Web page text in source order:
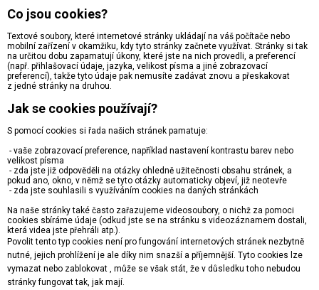
Co jsou cookies?
Textové soubory, které internetové stránky ukládají na váš počítače nebo
mobilní zařízení v okamžiku, kdy tyto stránky začnete využívat. Stránky si tak
na určitou dobu zapamatují úkony, které jste na nich provedli, a preferencí
(např. přihlašovací údaje, jazyka, velikost písma a jiné zobrazovací
preferencí), takže tyto údaje pak nemusíte zadávat znovu a přeskakovat
z jedné stránky na druhou.
Jak se cookies používají?
S pomocí cookies si řada našich stránek pamatuje:
- vaše zobrazovací preference, například nastavení kontrastu barev nebo
velikost písma
- zda jste již odpověděli na otázky ohledně užitečnosti obsahu stránek, a
pokud ano, okno, v němž se tyto otázky automaticky objeví, již neotevře
- zda jste souhlasili s využíváním cookies na daných stránkách
Na naše stránky také často zařazujeme videosoubory, o nichž za pomoci
cookies sbíráme údaje (odkud jste se na stránku s videozáznamem dostali,
která videa jste přehráli atp.).
Povolit tento typ cookies není pro fungování internetových stránek nezbytně
nutné, jejich prohlížení je ale díky nim snazší a příjemnější. Tyto cookies lze
vymazat nebo zablokovat , může se však stát, že v důsledku toho nebudou
stránky fungovat tak, jak mají.